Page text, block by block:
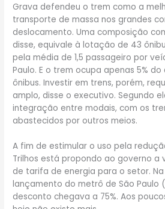
Grava defendeu o trem como a
transporte de massa nos grandes
deslocamento. Uma composição
disse, equivale à lotação de 43
pela média de 1,5 passageiro por
Paulo. E o trem ocupa apenas 5%
ônibus. Investir em trens, porém,
amplo, disse o executivo. Segundo
integração entre modais, com os
abastecidos por outros meios.
A fim de estimular o uso pela
Trilhos está propondo ao governo a
de tarifa de energia para o setor.
lançamento do metrô de São Paulo
desconto chegava a 75%. Aos